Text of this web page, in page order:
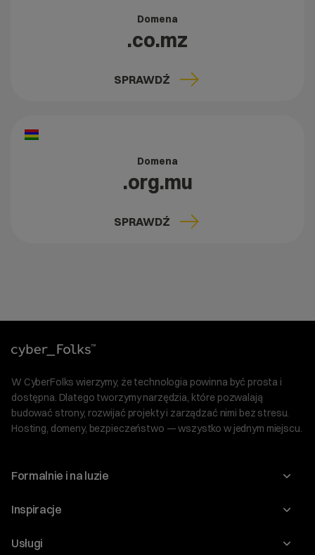
Domena
.co.mz
SPRAWDŹ
Domena
.org.mu
SPRAWDŹ
W CyberFolks wierzymy, że technologia powinna być prosta i
dostępna. Dlatego tworzymy narzędzia, które pozwalają
budować strony, rozwijać projekty i zarządzać nimi bez stresu.
Hosting, domeny, bezpieczeństwo — wszystko w jednym miejscu.
Formalnie i na luzie
O nas
Program Korzyści dla Inwestorów
Inspiracje
Blog
Usługi